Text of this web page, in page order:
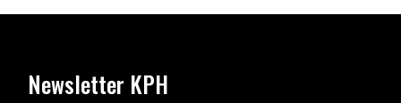
Newsletter KPH